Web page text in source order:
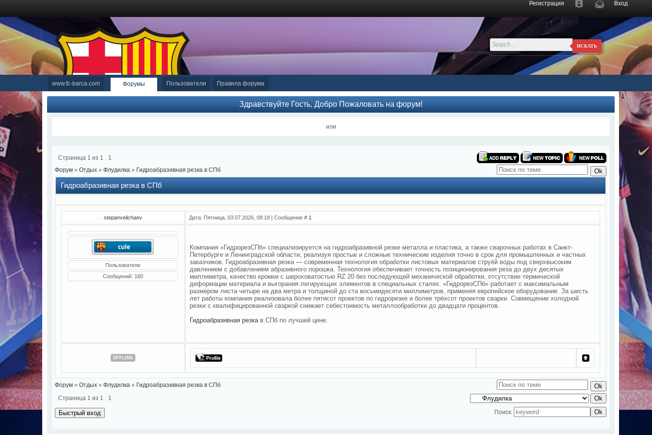
Вход
Регистрация
ИСКАТЬ
www.fc-barca.com Форумы Пользователи Правила форума
Здравствуйте Гость, Добро Пожаловать на форум!
или
Страница 1 из 1
1
Форум » Отдых » Флудилка » Гидроабразивная резка в СПб
Гидроабразивная резка в СПб
stepanvelichaev Дата: Пятница, 03.07.2026, 08:18 | Сообщение # 1
Пользователи
Сообщений: 160
Компания «ГидрорезСПб» специализируется на гидроабразивной резке металла и пластика, а также сварочных работах в Санкт-
Петербурге и Ленинградской области, реализуя простые и сложные технические изделия точно в срок для промышленных и частных
заказчиков. Гидроабразивная резка — современная технология обработки листовых материалов струёй воды под сверхвысоким
давлением с добавлением абразивного порошка. Технология обеспечивает точность позиционирования реза до двух десятых
миллиметра, качество кромки с шероховатостью RZ 20 без последующей механической обработки, отсутствие термической
деформации материала и выгорания легирующих элементов в специальных сталях. «ГидрорезСПб» работает с максимальным
размером листа четыре на два метра и толщиной до ста восьмидесяти миллиметров, применяя европейское оборудование. За шесть
лет работы компания реализовала более пятисот проектов по гидрорезке и более трёхсот проектов сварки. Совмещение холодной
резки с квалифицированной сваркой снижает себестоимость металлообработки до двадцати процентов.
Гидроабразивная резка в СПб по лучшей цене.
OFFLINE
Форум » Отдых » Флудилка » Гидроабразивная резка в СПб
Страница 1 из 1 1
Поиск: